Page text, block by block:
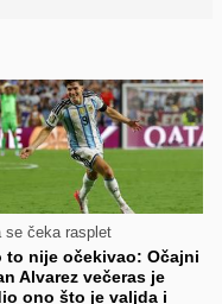
se čeka rasplet
to nije očekivao: Očajni
Alvarez večeras je
ono što je valjda i